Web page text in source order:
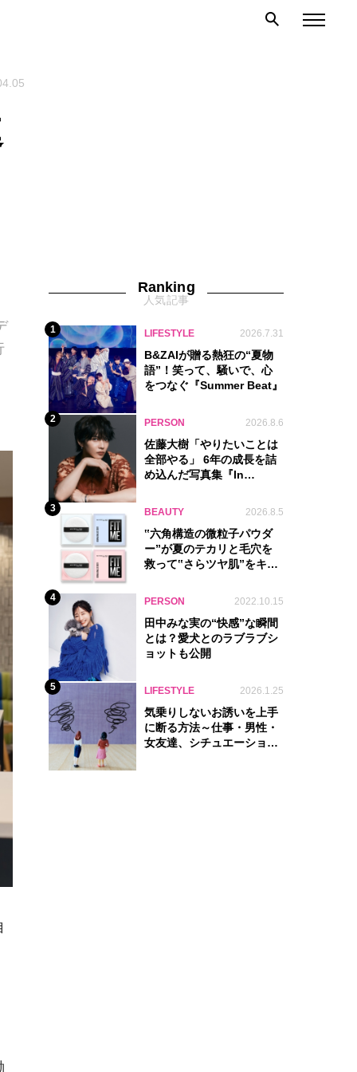
Ranking
人気記事
1 LIFESTYLE 2026.7.31
B&ZAIが贈る熱狂の“夏物
語”！笑って、騒いで、心
をつなぐ『Summer Beat』
2 PERSON 2026.8.6
佐藤大樹「やりたいことは
全部やる」 6年の成長を詰
め込んだ写真集『In
3 BEAUTY 2026.8.5
‟六角構造の微粒子パウダ
ー”が夏のテカリと毛穴を
救って‟さらツヤ肌”をキー
4 PERSON 2022.10.15
田中みな実の“快感”な瞬間
とは？愛犬とのラブラブシ
ョットも公開
5 LIFESTYLE 2026.1.25
気乗りしないお誘いを上手
に断る方法～仕事・男性・
女友達、シチュエーション